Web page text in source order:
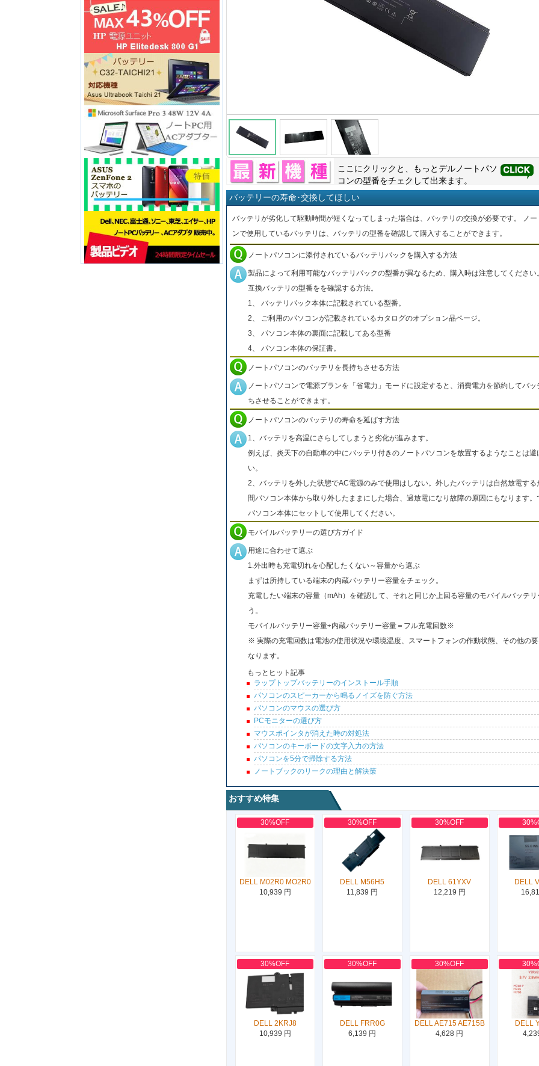
ここにクリックと、もっとデルノートパソ
コンの型番をチェクして出来ます。
バッテリーの寿命･交換してほしい
バッテリが劣化して駆動時間が短くなってしまった場合は、バッテリの交換が必要です。 ノー
ンで使用しているバッテリは、バッテリの型番を確認して購入することができます。
ノートパソコンに添付されているバッテリパックを購入する方法
製品によって利用可能なバッテリパックの型番が異なるため、購入時は注意してください
互換バッテリの型番をを確認する方法。
1、 バッテリパック本体に記載されている型番。
2、 ご利用のパソコンが記載されているカタログのオプション品ページ。
3、 パソコン本体の裏面に記載してある型番
4、 パソコン本体の保証書。
ノートパソコンのバッテリを長持ちさせる方法
ノートパソコンで電源プランを「省電力」モードに設定すると、消費電力を節約してバッ
ちさせることができます。
ノートパソコンのバッテリの寿命を延ばす方法
1、バッテリを高温にさらしてしまうと劣化が進みます。
例えば、炎天下の自動車の中にバッテリ付きのノートパソコンを放置するようなことは避
い。
2、バッテリを外した状態でAC電源のみで使用はしない。外したバッテリは自然放電する
間パソコン本体から取り外したままにした場合、過放電になり故障の原因にもなります。
パソコン本体にセットして使用してください。
モバイルバッテリーの選び方ガイド
用途に合わせて選ぶ
1.外出時も充電切れを心配したくない～容量から選ぶ
まずは所持している端末の内蔵バッテリー容量をチェック。
充電したい端末の容量（mAh）を確認して、それと同じか上回る容量のモバイルバッテ
う。
モバイルバッテリー容量÷内蔵バッテリー容量＝フル充電回数※
※ 実際の充電回数は電池の使用状況や環境温度、スマートフォンの作動状態、その他の
なります。
もっとヒット記事
ラップトップバッテリーのインストール手順
パソコンのスピーカーから鳴るノイズを防ぐ方法
パソコンのマウスの選び方
PCモニターの選び方
マウスポインタが消えた時の対処法
パソコンのキーボードの文字入力の方法
パソコンを5分で掃除する方法
ノートブックのリークの理由と解決策
おすすめ特集
30%OFF
DELL M02R0 MO2R0
10,939 円
30%OFF
DELL M56H5
11,839 円
30%OFF
DELL 61YXV
12,219 円
DELL
30%OFF
DELL 2KRJ8
10,939 円
30%OFF
DELL FRR0G
6,139 円
30%OFF
DELL AE715 AE715B
4,628 円
DELL